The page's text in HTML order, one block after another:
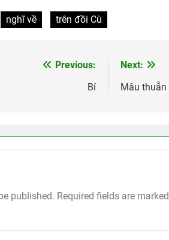
nghĩ về trên đồi Cù
Previous:
Bí
Next:
Mâu thuẫn
published. Required fields are marked